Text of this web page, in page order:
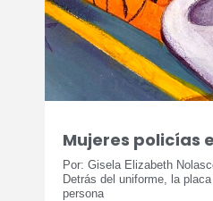
Mujeres policías
Por: Gisela Elizabeth
Detrás del uniforme, la
persona